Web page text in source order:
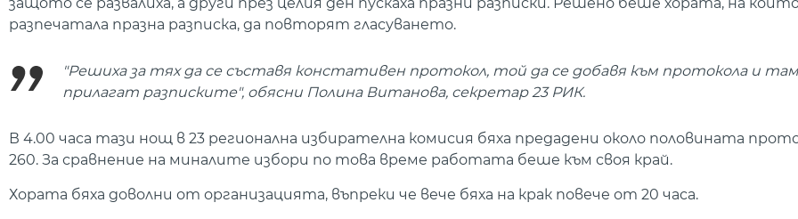
разпечатала празна разписка, да повторят гласуването.
"Решиха за тях да се съставя констативен протокол, той да се добавя към протокола и
прилагат разписките", обясни Полина Витанова, секретар 23 РИК.
В 4.00 часа тази нощ в 23 регионална избирателна комисия бяха предадени около половината
260. За сравнение на миналите избори по това време работата беше към своя край.
Хората бяха доволни от организацията, въпреки че вече бяха на крак повече от 20 часа.